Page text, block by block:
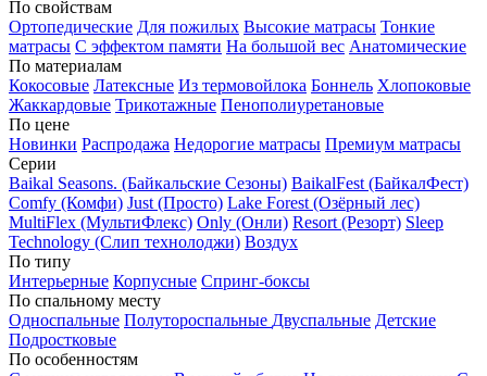
По свойствам
Ортопедические Для пожилых Высокие матрасы Тонкие
матрасы С эффектом памяти На большой вес Анатомические
По материалам
Кокосовые Латексные Из термовойлока Боннель Хлопоковые
Жаккардовые Трикотажные Пенополиуретановые
По цене
Новинки Распродажа Недорогие матрасы Премиум матрасы
Серии
Baikal Seasons. (Байкальские Сезоны) BaikalFest (БайкалФест)
Comfy (Комфи) Just (Просто) Lake Forest (Озёрный лес)
MultiFlex (МультиФлекс) Only (Онли) Resort (Резорт) Sleep
Technology (Слип технолоджи) Воздух
По типу
Интерьерные Корпусные Спринг-боксы
По спальному месту
Односпальные Полутороспальные Двуспальные Детские
Подростковые
По особенностям